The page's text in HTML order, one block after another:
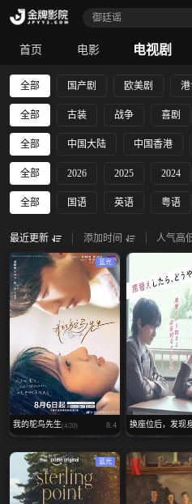
御廷谣‎
首页 电影 电视剧
全部 国产剧 欧美剧 港
全部 古装 战争 喜剧
全部 中国大陆 中国香港
全部 2026 2025 2024
全部 国语 英语 粤语
最近更新 添加时间 人气高
蓝光
我的鸵鸟先生(4/20) 8.4 换座位后，发现
蓝光